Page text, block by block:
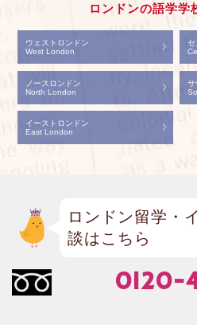
ロンドンの語学学
ウェストロンドン
West London
セ
ノースロンドン
North London
サ
イーストロンドン
East London
ロンドン留学・
談はこちら
0120-